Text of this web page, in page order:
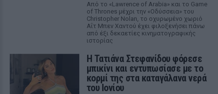
Από το «Lawrence of Arabia» και το Game
of Thrones μέχρι την «Οδύσσεια» του
Christopher Nolan, το οχυρωμένο χωριό
Αΐτ Μπεν Χαντού έχει φιλοξενήσει πάνω
από έξι δεκαετίες κινηματογραφικής
ιστορίας
Η Τατιάνα Στεφανίδου φόρεσε
μπικίνι και εντυπωσίασε με το
κορμί της στα καταγάλανα νερά
του Ιονίου